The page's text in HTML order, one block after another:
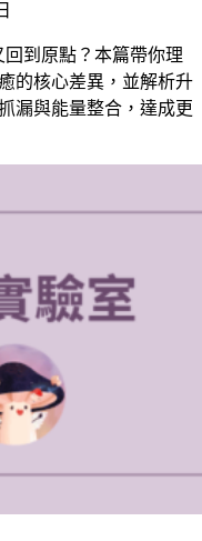
到原點？本篇帶你理
的核心差異，並解析升
漏與能量整合，達成更